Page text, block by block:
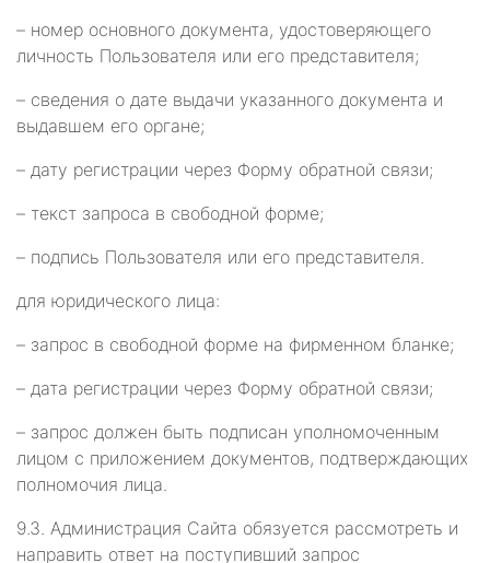
– номер основного документа, удостоверяющего
личность Пользователя или его представителя;
– сведения о дате выдачи указанного документа и
выдавшем его органе;
– дату регистрации через Форму обратной связи;
– текст запроса в свободной форме;
– подпись Пользователя или его представителя.
для юридического лица:
– запрос в свободной форме на фирменном бланке;
– дата регистрации через Форму обратной связи;
– запрос должен быть подписан уполномоченным
лицом с приложением документов, подтверждающих
полномочия лица.
9.3. Администрация Сайта обязуется рассмотреть и
направить ответ на поступивший запрос